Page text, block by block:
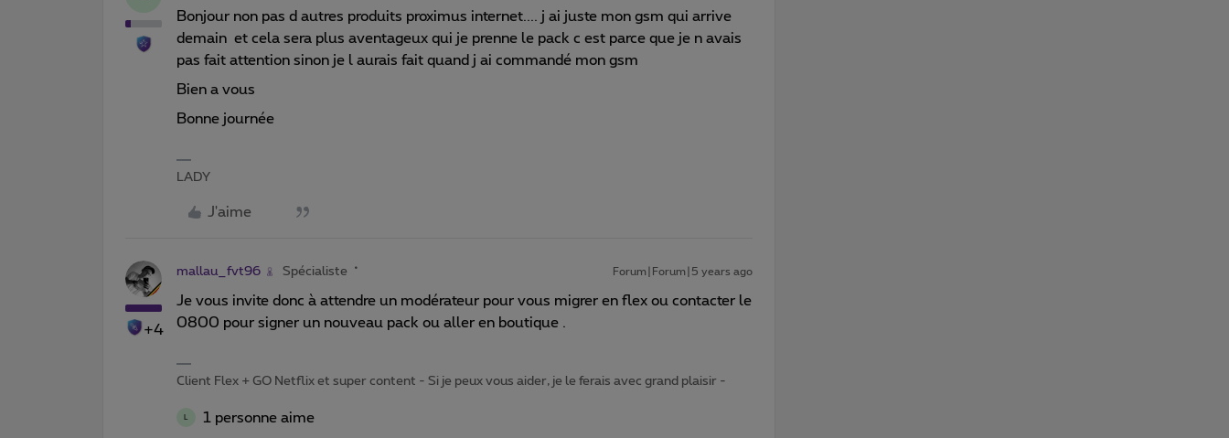
Bonjour non pas d autres produits proximus internet.... j ai juste mon gsm qui arrive
demain et cela sera plus aventageux qui je prenne le pack c est parce que je n avais
pas fait attention sinon je l aurais fait quand j ai commandé mon gsm
Bien a vous
Bonne journée
LADY
J'aime
+4
mallau_fvt96 Spécialiste Forum|Forum|5 years ago
Je vous invite donc à attendre un modérateur pour vous migrer en flex ou contacter le
0800 pour signer un nouveau pack ou aller en boutique .
Client Flex + GO Netflix et super content - Si je peux vous aider, je le ferais avec grand plaisir -
1 personne aime